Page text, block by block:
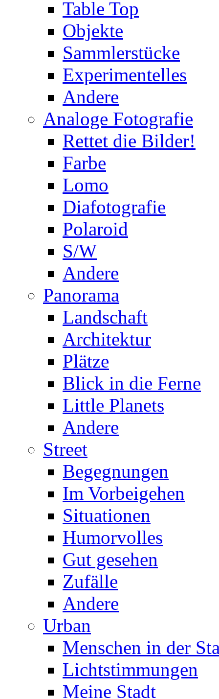
Table Top
Objekte
Sammlerstücke
Experimentelles
Andere
Analoge Fotografie
Rettet die Bilder!
Farbe
Lomo
Diafotografie
Polaroid
S/W
Andere
Panorama
Landschaft
Architektur
Plätze
Blick in die Ferne
Little Planets
Andere
Street
Begegnungen
Im Vorbeigehen
Situationen
Humorvolles
Gut gesehen
Zufälle
Andere
Urban
Menschen in der
Lichtstimmungen
Meine Stadt